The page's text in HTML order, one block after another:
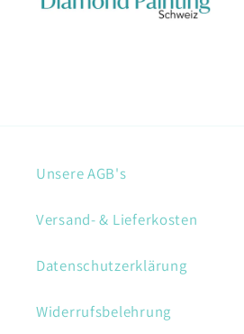
Unsere AGB's
Versand- & Lieferkosten
Datenschutzerklärung
Widerrufsbelehrung